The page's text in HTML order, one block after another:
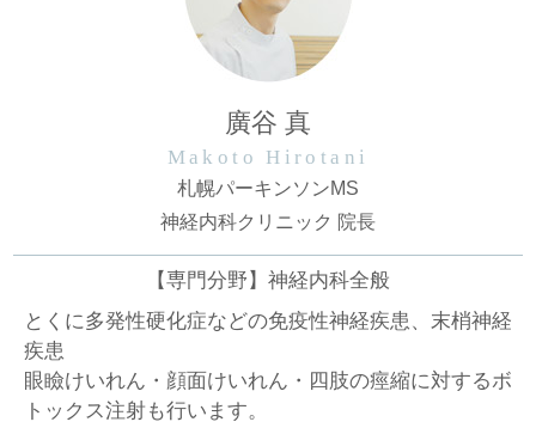
廣谷 真
Makoto Hirotani
札幌パーキンソンMS
神経内科クリニック 院長
【専門分野】神経内科全般
とくに多発性硬化症などの免疫性神経疾患、末梢神経
疾患
眼瞼けいれん・顔面けいれん・四肢の痙縮に対するボ
トックス注射も行います。